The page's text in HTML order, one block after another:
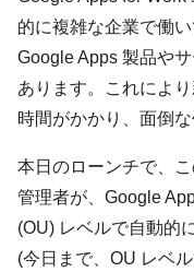
的に複雑な企業で働
Google Apps 製品や
あります。これによ
時間がかかり、面倒
本日のローンチで、
管理者が、Google
(OU) レベルで自動的
(今日まで、OU レベ